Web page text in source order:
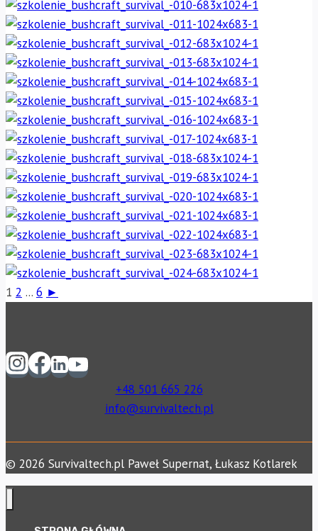
1 2 ... 6 ►
+48 501 665 226
info@survivaltech.pl
© 2026 Survivaltech.pl Paweł Supernat, Łukasz Kotlarek